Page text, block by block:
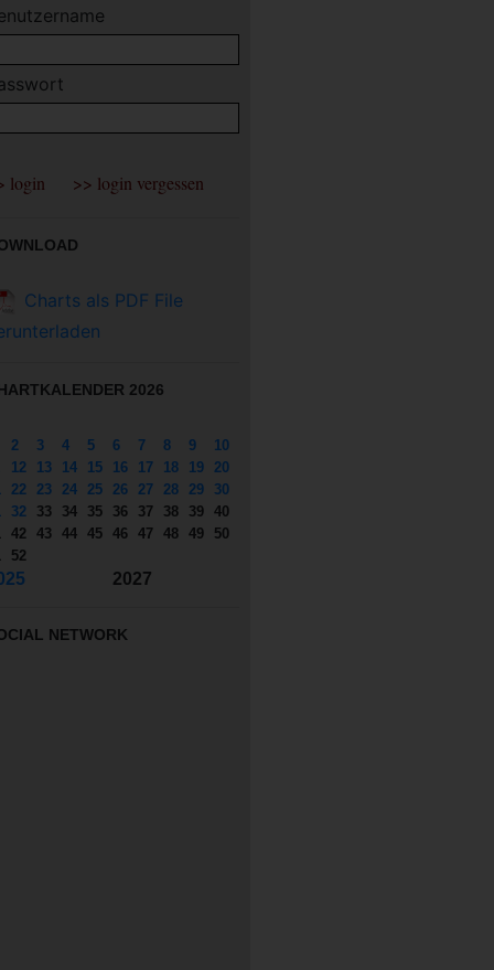
Charts als PDF File
2026
2 3 4 5 6 7 8 9
10
12 13 14 15 16 17 18 19
20
22 23 24 25 26 27 28 29
30
32 33 34 35 36 37 38 39 40
42 43 44 45 46 47 48 49
50
52
2027
NETWORK